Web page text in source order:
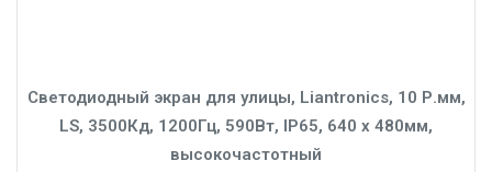
Светодиодный экран для улицы, Liantronics, 10 Р.мм,
LS, 3500Кд, 1200Гц, 590Вт, IP65, 640 x 480мм,
высокочастотный